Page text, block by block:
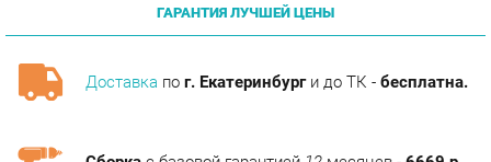
Доставкапог. Екатеринбурги до ТК -бесплатна.